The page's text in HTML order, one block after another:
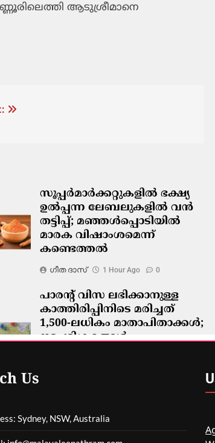
ആടുശ്രീമാനെ
സൂപ്പർമാർക്കറ്റുകളിൽ ഭക്ഷ്യ
ഉൽപ്പന്ന ലേബലുകളിൽ വൻ
തട്ടിപ്പ്; മഞ്ഞൾപ്പൊടിയിൽ
മാരക വിഷാംശമെന്ന്
കണ്ടെത്തൽ
ഗീത ദാസ്‌ 1 Hour Ago 0
പാരന്റ് വിസ ലഭിക്കാനുള്ള
കാത്തിരിപ്പിനിടെ മരിച്ചത്
1,500-ലധികം മാതാപിതാക്കൾ;
നടപടിക്രമങ്ങൾ
Us
Sydney, NSW, Australia